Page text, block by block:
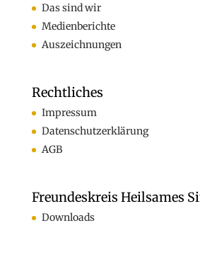
Das sind wir
Medienberichte
Auszeichnungen
Rechtliches
Impressum
Datenschutzerklärung
AGB
Freundeskreis Heilsames
Downloads